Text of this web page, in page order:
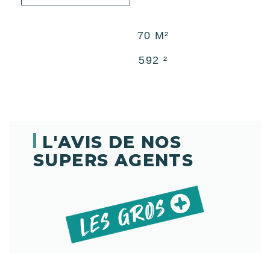
70 M²
592 ²
L'AVIS DE NOS
SUPERS AGENTS